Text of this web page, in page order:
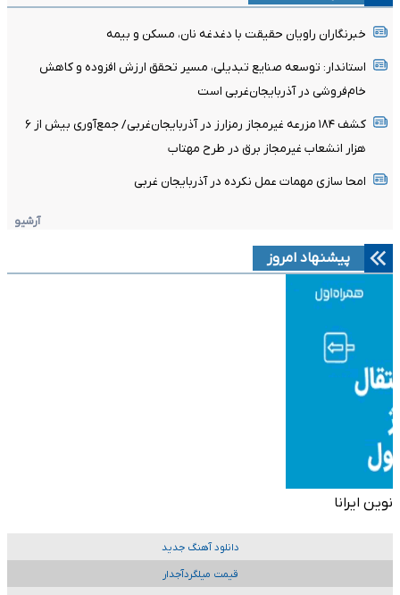
خبرنگاران راویان حقیقت با دغدغه نان، مسکن و بیمه
استاندار: توسعه صنایع تبدیلی، مسیر تحقق ارزش افزوده و کاهش
خام‌فروشی در آذربایجان‌غربی است
کشف ۱۸۴ مزرعه غیرمجاز رمزارز در آذربایجان‌غربی/ جمع‌آوری بیش از ۶
هزار انشعاب غیرمجاز برق در طرح مهتاب
امحا سازی مهمات عمل نکرده در آذربایجان غربی
آرشیو
پیشنهاد امروز
نوین ایرانا
دانلود آهنگ جدید
قیمت میلگردآجدار